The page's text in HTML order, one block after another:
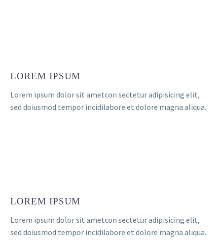
LOREM IPSUM
Lorem ipsum dolor sit ametcon sectetur adipisicing elit,
sed doiusmod tempor incidilabore et dolore magna aliqua.
LOREM IPSUM
Lorem ipsum dolor sit ametcon sectetur adipisicing elit,
sed doiusmod tempor incidilabore et dolore magna aliqua.